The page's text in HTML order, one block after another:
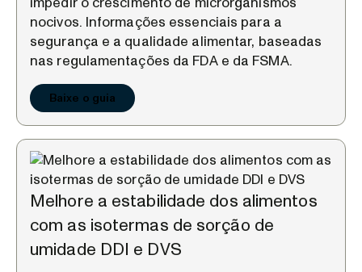
nocivos. Informações essenciais para a
segurança e a qualidade alimentar, baseadas
nas regulamentações da FDA e da FSMA.
Baixe o guia
Melhore a estabilidade dos alimentos
com as isotermas de sorção de
umidade DDI e DVS